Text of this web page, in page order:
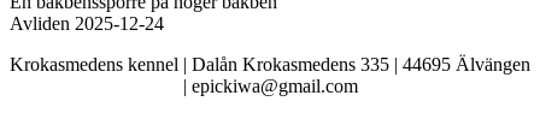
Avliden 2025-12-24
Krokasmedens kennel | Dalån Krokasmedens 335 | 44695 Älvängen
| epickiwa@gmail.com